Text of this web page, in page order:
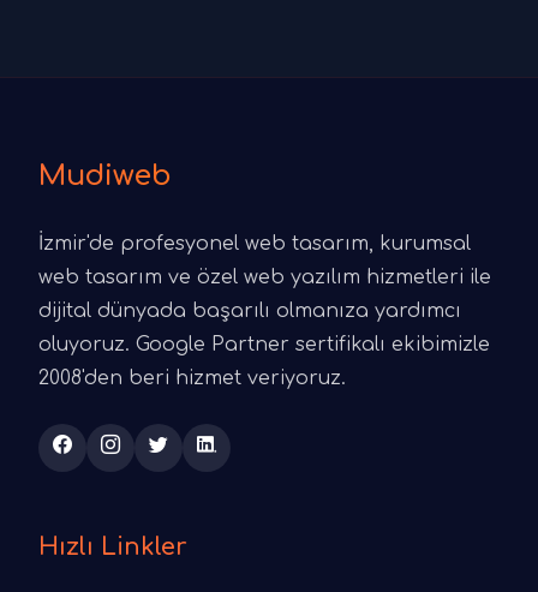
Mudiweb
İzmir'de profesyonel web tasarım, kurumsal
web tasarım ve özel web yazılım hizmetleri ile
dijital dünyada başarılı olmanıza yardımcı
oluyoruz. Google Partner sertifikalı ekibimizle
2008'den beri hizmet veriyoruz.
Hızlı Linkler